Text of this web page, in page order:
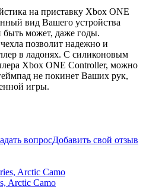
на приставку Xbox ONE
вид Вашего устройства
быть может, даже годы.
позволит надежно и
в ладонях. С силиконовым
Xbox ONE Controller, можно
не покинет Ваших рук,
игры.
вопросДобавить свой отзыв
Arctic Camo